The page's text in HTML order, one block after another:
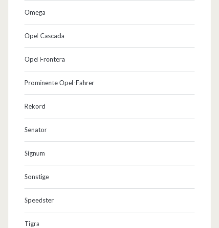
Omega
Opel Cascada
Opel Frontera
Prominente Opel-Fahrer
Rekord
Senator
Signum
Sonstige
Speedster
Tigra